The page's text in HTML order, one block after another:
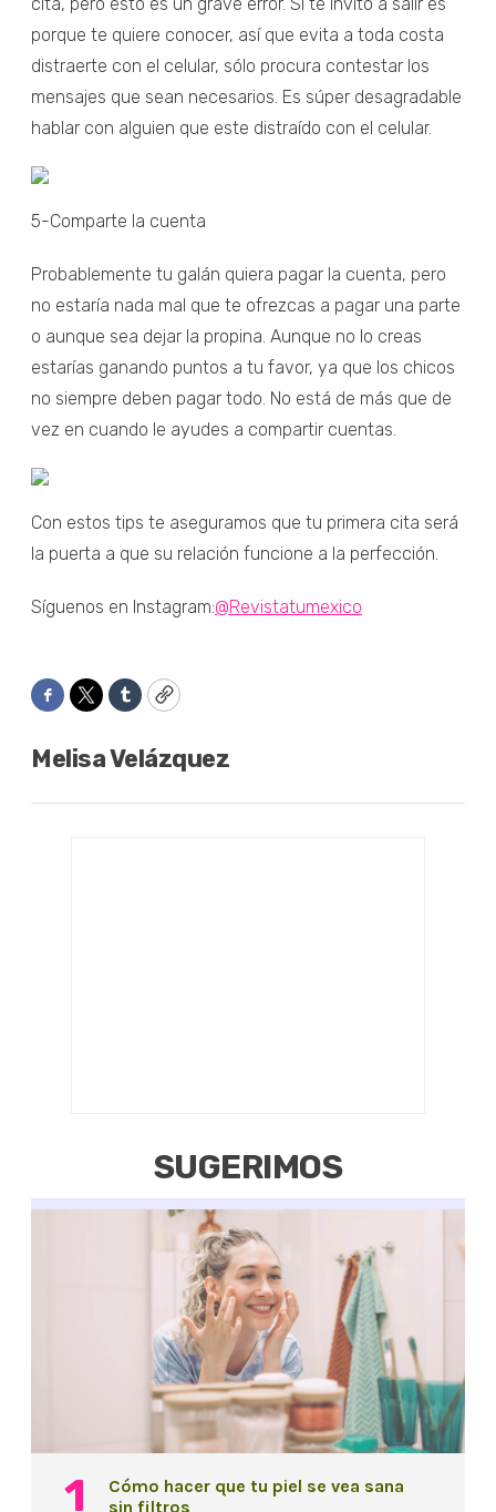
porque te quiere conocer, así que evita a toda costa
distraerte con el celular, sólo procura contestar los
mensajes que sean necesarios. Es súper desagradable
hablar con alguien que este distraído con el celular.
5-Comparte la cuenta
Probablemente tu galán quiera pagar la cuenta, pero
no estaría nada mal que te ofrezcas a pagar una parte
o aunque sea dejar la propina. Aunque no lo creas
estarías ganando puntos a tu favor, ya que los chicos
no siempre deben pagar todo. No está de más que de
vez en cuando le ayudes a compartir cuentas.
Con estos tips te aseguramos que tu primera cita será
la puerta a que su relación funcione a la perfección.
Síguenos en Instagram:@Revistatumexico
Facebook
TwitterTumblrCopy
Melisa Velázquez
SUGERIMOS
Cómo hacer que tu piel se vea sana
sin filtros